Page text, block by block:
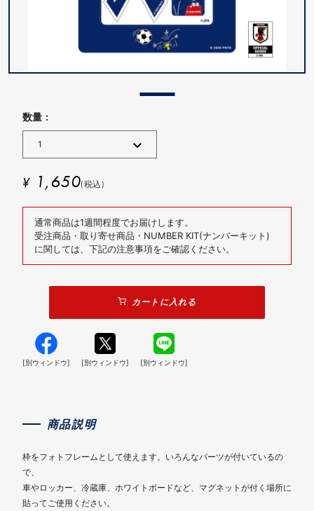
数量 :
¥ 1,650(税込)
通常商品は1週間程度でお届けします。
受注商品・取り寄せ商品・NUMBER KIT(ナンバーキット)
に関しては、下記の注意事項をご確認ください。
カートに入れる
[別ウィンドウ] [別ウィンドウ] [別ウィンドウ]
商品説明
枠をフォトフレームとして使えます。いろんなパーツが付いているの
で、
車やロッカー、冷蔵庫、ホワイトボードなど、マグネットが付く場所に
貼ってご使用ください。